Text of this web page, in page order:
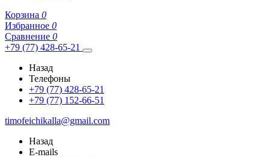
Корзина 0
Избранное 0
Сравнение 0
+79 (77) 428-65-21
Назад
Телефоны
+79 (77) 428-65-21
+79 (77) 152-66-51
timofeichikalla@gmail.com
Назад
E-mails